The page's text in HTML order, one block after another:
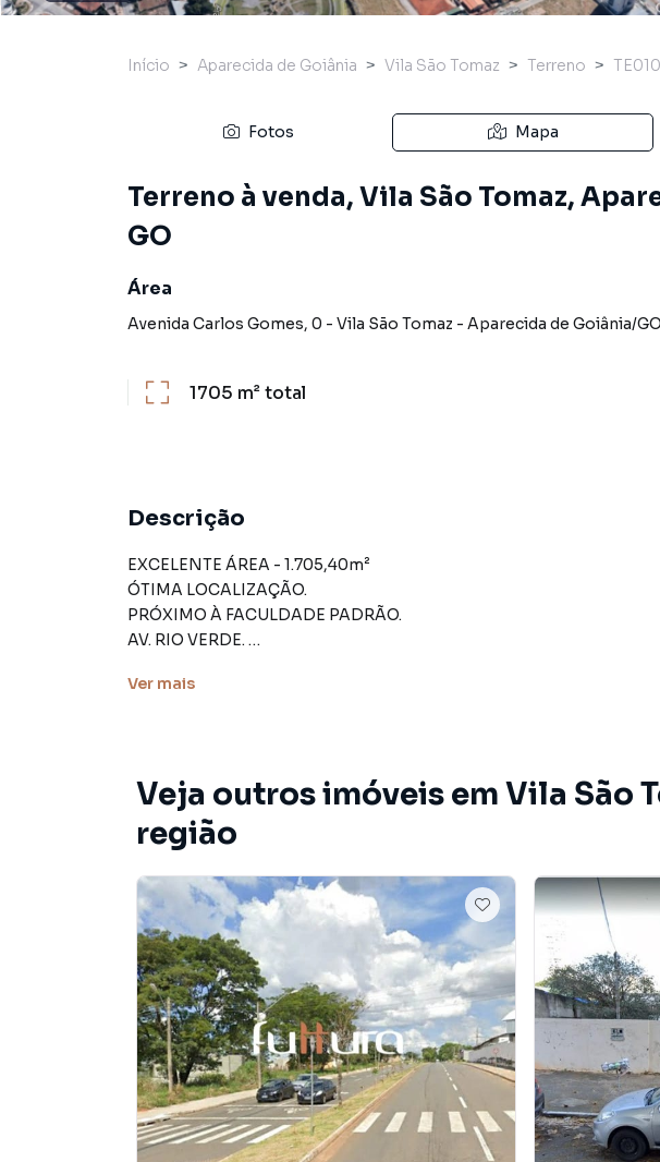
Início Aparecida de Goiânia Vila São Tomaz Terreno
Fotos Mapa
Terreno à venda, Vila São Tomaz,
GO
Área
Avenida Carlos Gomes, 0 - Vila São Tomaz - Aparecida de Goiânia/GO
1705 m²total
Descrição
EXCELENTE ÁREA - 1.705,40m²
ÓTIMA LOCALIZAÇÃO.
PRÓXIMO À FACULDADE PADRÃO.
AV. RIO VERDE.
3 frentes.
Ver mais
Veja outros imóveis em Vila São
região